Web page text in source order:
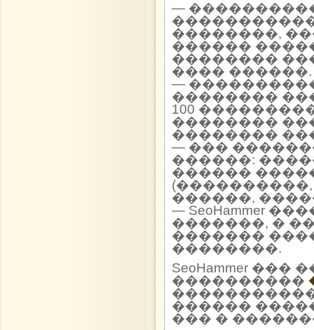
—
��������,
������
��������
���� ������.
—
��������
100
��������
��������
— ���
������:
������
������,
— SeoHammer
�������, �
�������
��������.
SeoHammer
����������
������
��� �